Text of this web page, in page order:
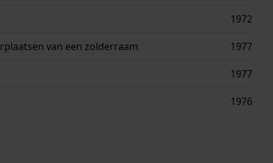
1972
van een zolderraam 1977
1977
1976